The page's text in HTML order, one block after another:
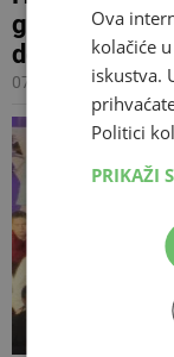
gradnji HNK
dozvole i
07.08.2025 19:01
Ova
kolačiće
iskustva.
Politici
PRIKAŽI